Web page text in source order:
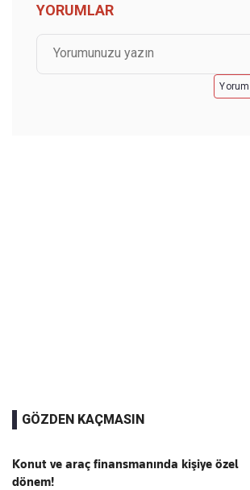
YORUMLAR
GÖZDEN KAÇMASIN
Konut ve araç finansmanında kişiye özel
dönem!